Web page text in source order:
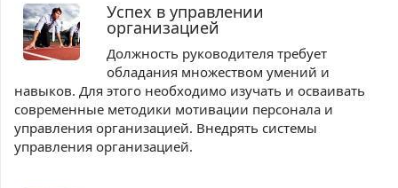
Успех в управлении
организацией
Должность руководителя требует
обладания множеством умений и
навыков. Для этого необходимо изучать и осваивать
современные методики мотивации персонала и
управления организацией. Внедрять системы
управления организацией.